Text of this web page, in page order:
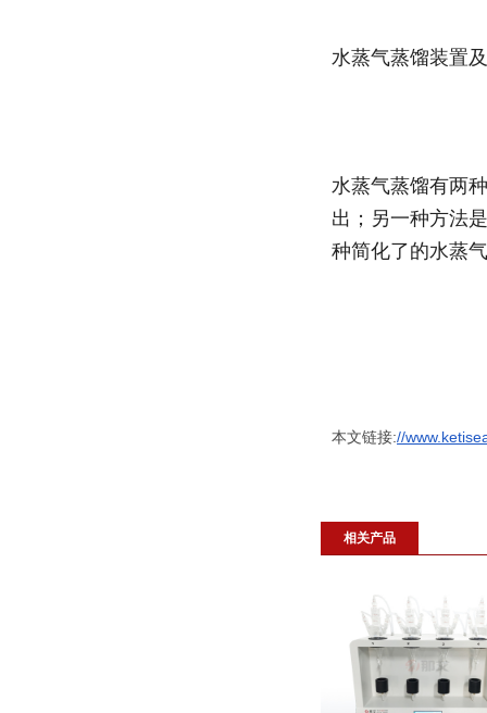
水蒸气蒸馏装置
水蒸气蒸馏有两
出；另一种方法
种简化了的水蒸
本文链接://
相关产品